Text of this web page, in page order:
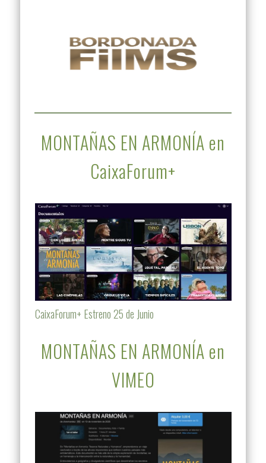
MONTAÑAS EN ARMONÍA en
CaixaForum+
CaixaForum+ Estreno 25 de Junio
MONTAÑAS EN ARMONÍA en
VIMEO